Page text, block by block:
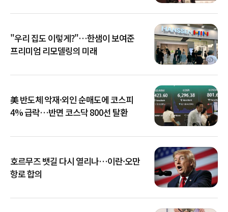
"우리 집도 이렇게?"…한샘이 보여준
프리미엄 리모델링의 미래
美 반도체 악재·외인 순매도에 코스피
4% 급락…반면 코스닥 800선 탈환
호르무즈 뱃길 다시 열리나…이란·오만
항로 합의